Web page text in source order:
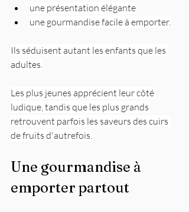
une présentation élégante
une gourmandise facile à emporter.
Ils séduisent autant les enfants que les
adultes.
Les plus jeunes apprécient leur côté
ludique, tandis que les plus grands
retrouvent parfois les saveurs des cuirs
de fruits d'autrefois.
Une gourmandise à
emporter partout